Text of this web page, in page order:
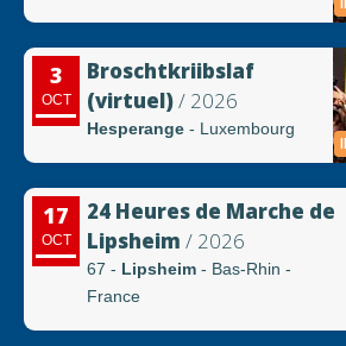
3
OCT
Broschtkriibslaf
(virtuel)/ 2026
Hesperange - Luxembourg
17
OCT
24 Heures de Marche de
Lipsheim / 2026
67 - Lipsheim - Bas-Rhin -
France